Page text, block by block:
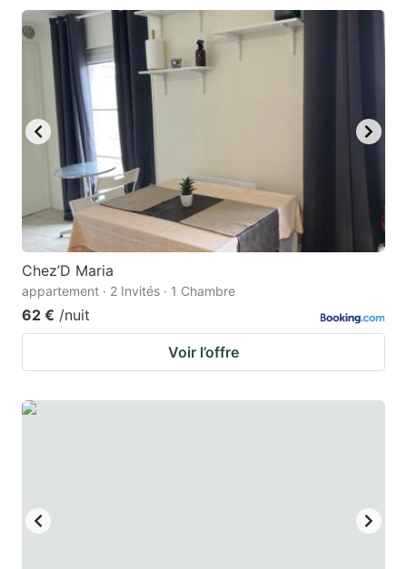
Chez’D Maria
appartement · 2 Invités · 1 Chambre
62 € /nuit
Voir l’offre